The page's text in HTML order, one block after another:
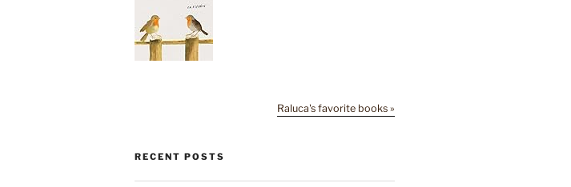
Raluca's favorite books »
RECENT POSTS